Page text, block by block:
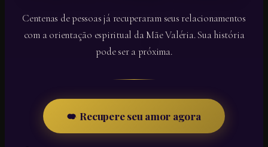
Centenas de pessoas já recuperaram seus relacionamentos
com a orientação espiritual da Mãe Valéria. Sua história
pode ser a próxima.
Recupere seu amor agora